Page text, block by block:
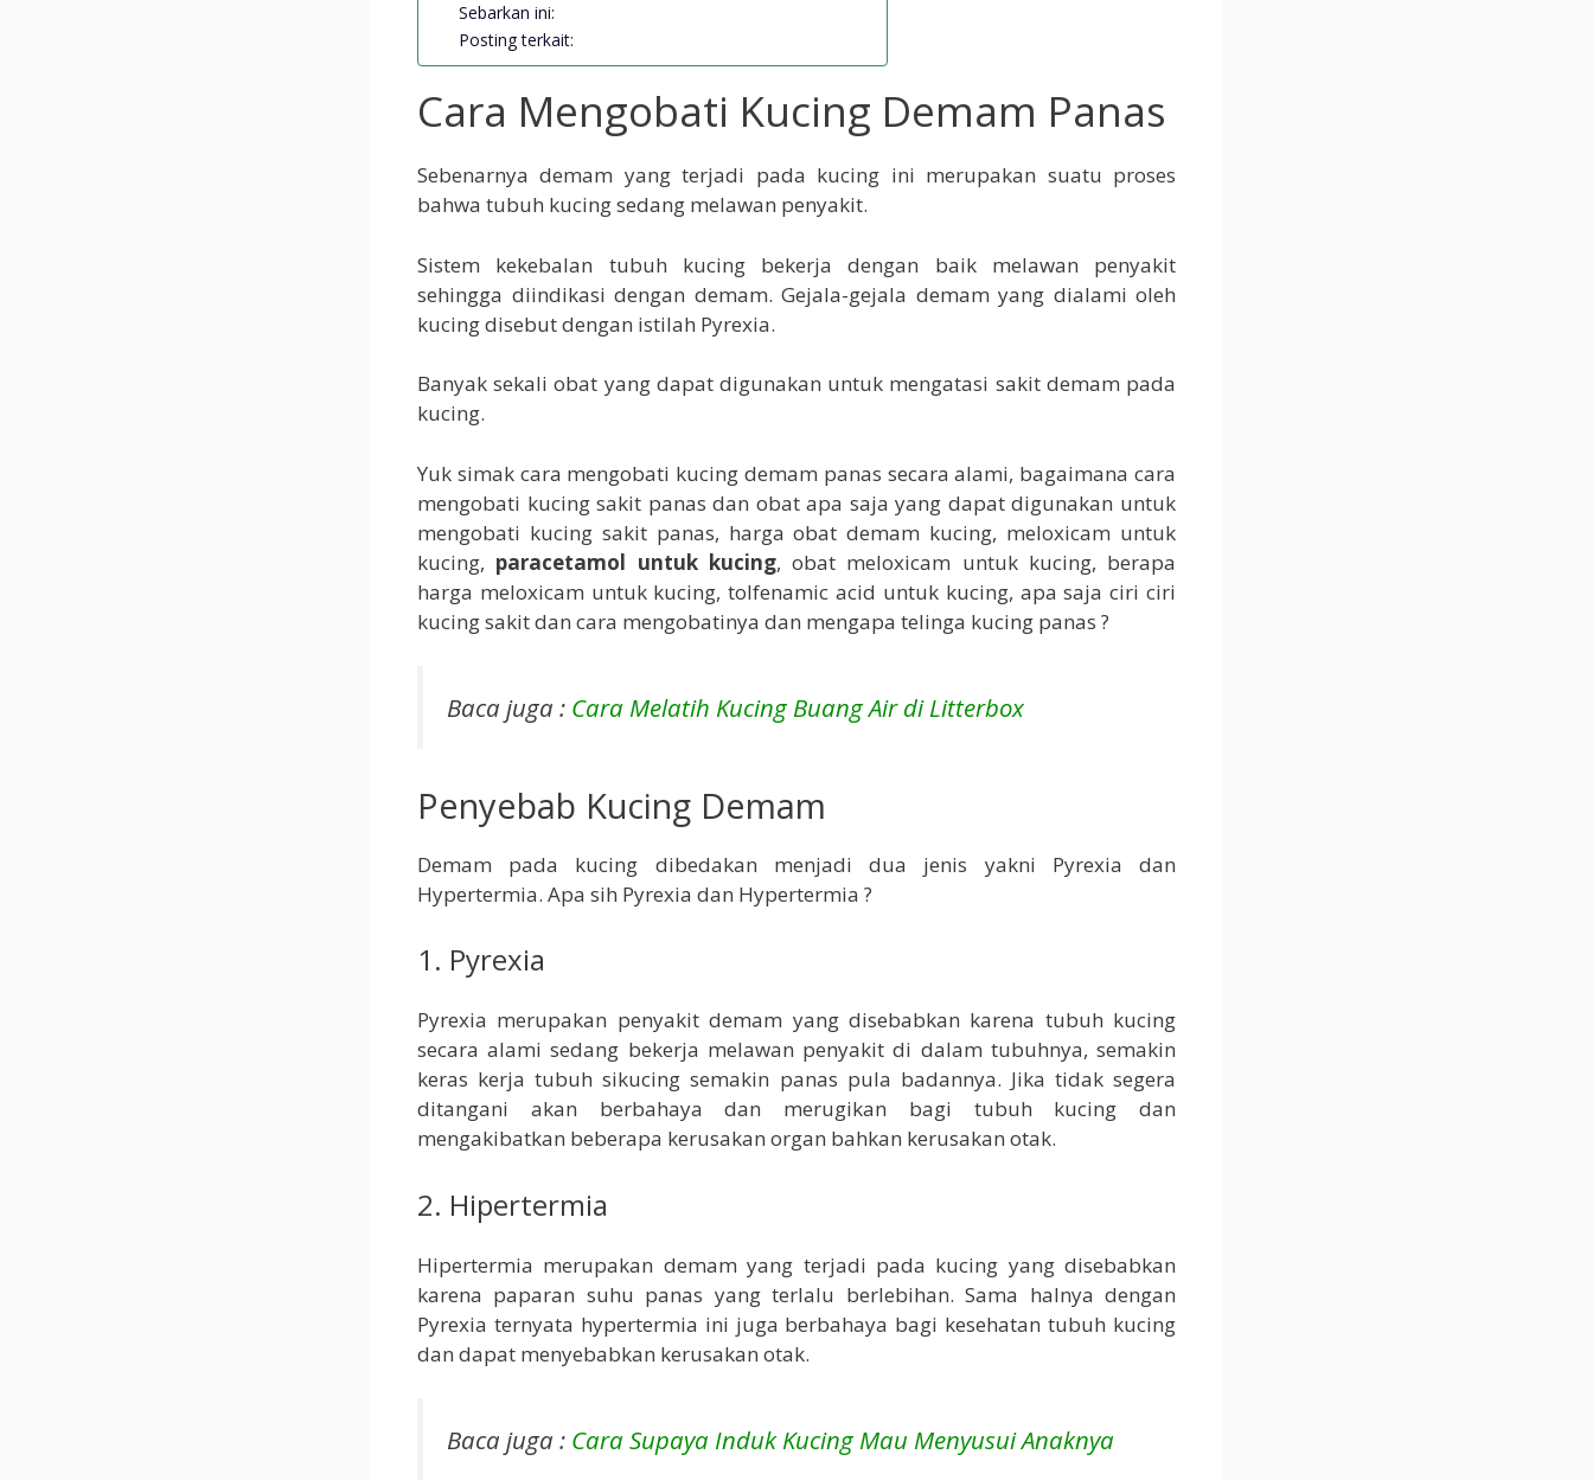
Sebarkan ini:
Posting terkait:
Cara Mengobati Kucing Demam Panas
Sebenarnya demam yang terjadi pada kucing ini merupakan suatu proses
bahwa tubuh kucing sedang melawan penyakit.
Sistem kekebalan tubuh kucing bekerja dengan baik melawan penyakit
sehingga diindikasi dengan demam. Gejala-gejala demam yang dialami oleh
kucing disebut dengan istilah Pyrexia.
Banyak sekali obat yang dapat digunakan untuk mengatasi sakit demam pada
kucing.
Yuk simak cara mengobati kucing demam panas secara alami, bagaimana cara
mengobati kucing sakit panas dan obat apa saja yang dapat digunakan untuk
mengobati kucing sakit panas, harga obat demam kucing, meloxicam untuk
kucing, paracetamol untuk kucing, obat meloxicam untuk kucing, berapa
harga meloxicam untuk kucing, tolfenamic acid untuk kucing, apa saja ciri ciri
kucing sakit dan cara mengobatinya dan mengapa telinga kucing panas ?
Baca juga : Cara Melatih Kucing Buang Air di Litterbox
Penyebab Kucing Demam
Demam pada kucing dibedakan menjadi dua jenis yakni Pyrexia dan
Hypertermia. Apa sih Pyrexia dan Hypertermia ?
1. Pyrexia
Pyrexia merupakan penyakit demam yang disebabkan karena tubuh kucing
secara alami sedang bekerja melawan penyakit di dalam tubuhnya, semakin
keras kerja tubuh sikucing semakin panas pula badannya. Jika tidak segera
ditangani akan berbahaya dan merugikan bagi tubuh kucing dan
mengakibatkan beberapa kerusakan organ bahkan kerusakan otak.
2. Hipertermia
Hipertermia merupakan demam yang terjadi pada kucing yang disebabkan
karena paparan suhu panas yang terlalu berlebihan. Sama halnya dengan
Pyrexia ternyata hypertermia ini juga berbahaya bagi kesehatan tubuh kucing
dan dapat menyebabkan kerusakan otak.
Baca juga : Cara Supaya Induk Kucing Mau Menyusui Anaknya